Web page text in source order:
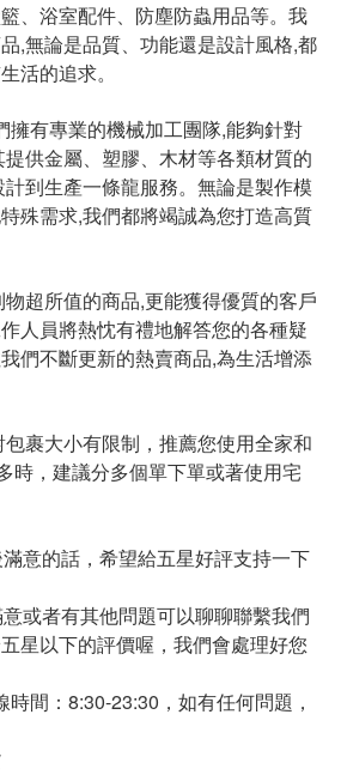
、浴室配件、防塵防蟲用品等。我
,無論是品質、功能還是設計風格,都
活的追求。
擁有專業的機械加工團隊,能夠針對
供金屬、塑膠、木材等各類材質的
到生產一條龍服務。無論是製作模
殊需求,我們都將竭誠為您打造高質
超所值的商品,更能獲得優質的客戶
人員將熱忱有禮地解答您的各種疑
們不斷更新的熱賣商品,為生活增添
裹大小有限制，推薦您使用全家和
時，建議分多個單下單或著使用宅
意的話，希望給五星好評支持一下
或者有其他問題可以聊聊聯繫我們
星以下的評價喔，我們會處理好您
時間：8:30-23:30，如有任何問題，